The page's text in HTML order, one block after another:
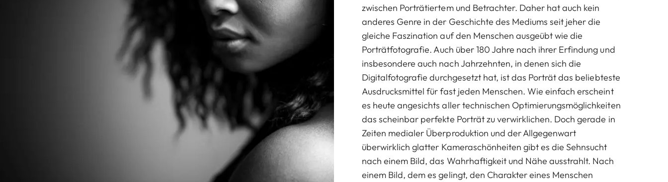
zwischen Porträtiertem und Betrachter. Daher hat auch kein
anderes Genre in der Geschichte des Mediums seit jeher die
gleiche Faszination auf den Menschen ausgeübt wie die
Porträtfotografie. Auch über 180 Jahre nach ihrer Erfindung und
insbesondere auch nach Jahrzehnten, in denen sich die
Digitalfotografie durchgesetzt hat, ist das Porträt das beliebteste
Ausdrucksmittel für fast jeden Menschen. Wie einfach erscheint
es heute angesichts aller technischen Optimierungsmöglichkeiten
das scheinbar perfekte Porträt zu verwirklichen. Doch gerade in
Zeiten medialer Überproduktion und der Allgegenwart
überwirklich glatter Kameraschönheiten gibt es die Sehnsucht
nach einem Bild, das Wahrhaftigkeit und Nähe ausstrahlt. Nach
einem Bild, dem es gelingt, den Charakter eines Menschen